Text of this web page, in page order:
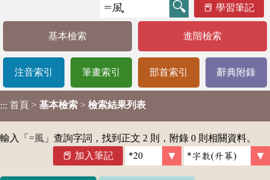
學習筆記
基本檢索 進階檢索
注音索引 筆畫索引 部首索引 辭典附錄
::: 首頁 > 基本檢索 > 檢索結果列表
輸入「 =風 」查詢字詞，找到正文 2 則，附錄 0 則相關資料。
加入筆記